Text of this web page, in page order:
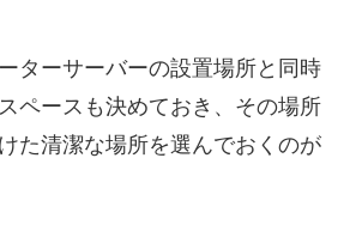
ターサーバーの設置場所と同時
ペースも決めておき、その場所
た清潔な場所を選んでおくのが